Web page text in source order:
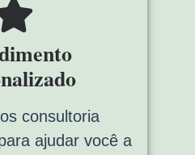
consultoria
ajudar você a